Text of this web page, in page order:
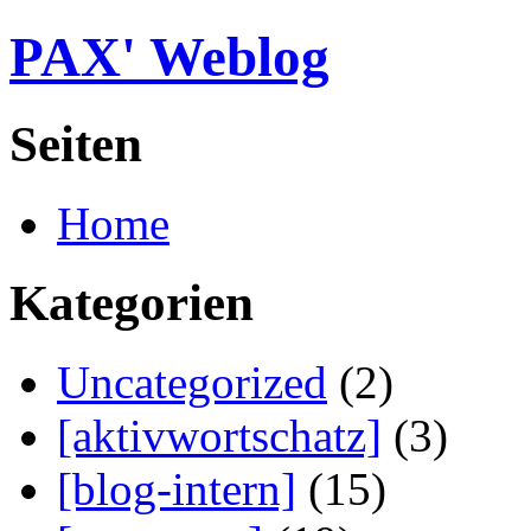
PAX' Weblog
Seiten
Home
Kategorien
Uncategorized (2)
[aktivwortschatz] (3)
[blog-intern] (15)